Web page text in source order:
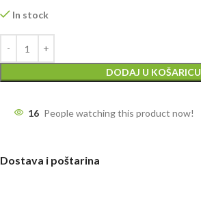
In stock
DODAJ U KOŠARICU
16 People watching this product now!
Dostava i poštarina